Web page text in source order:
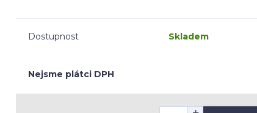
Dostupnost Skladem
Nejsme plátci DPH